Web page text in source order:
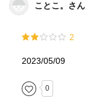
ことこ。さん
2
2023/05/09
0